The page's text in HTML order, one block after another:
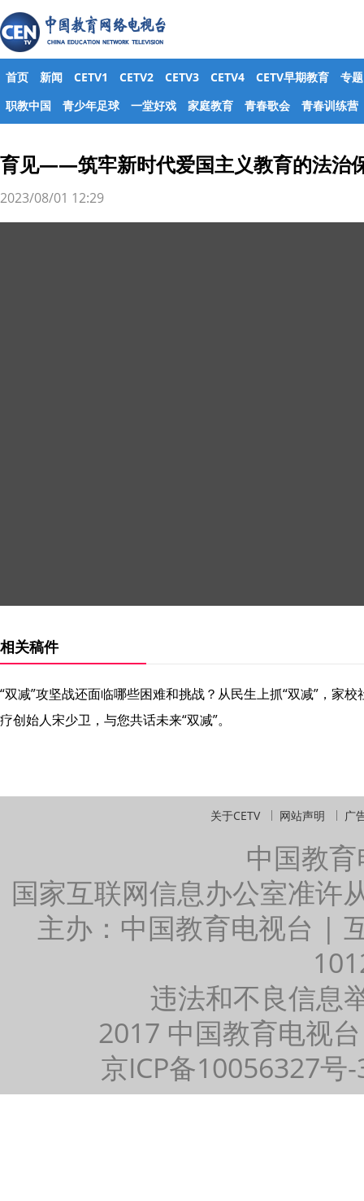
首页 新闻 CETV1 CETV2 CETV3 CETV4 CETV早期教育
专题
职教中国
青少年足球 一堂好戏 家庭教育 青春歌会 青春训练营
育见——筑牢新时代爱国主义教育的法治
2023/08/01 12:29
相关稿件
“双减”攻坚战还面临哪些困难和挑战？从民生上抓“双减”，家
疗创始人宋少卫，与您共话未来“双减”。
关于CETV 网站声明 广
中国教
国家互联网信息办公室准许
主办：中国教育电视台 |
违法和不良信息
2017 中国教育电视
京ICP备10056327号